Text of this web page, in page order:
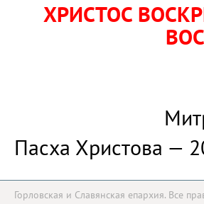
ХРИСТОС
Пасха Христова —
Горловская и Славянская епархия. Все